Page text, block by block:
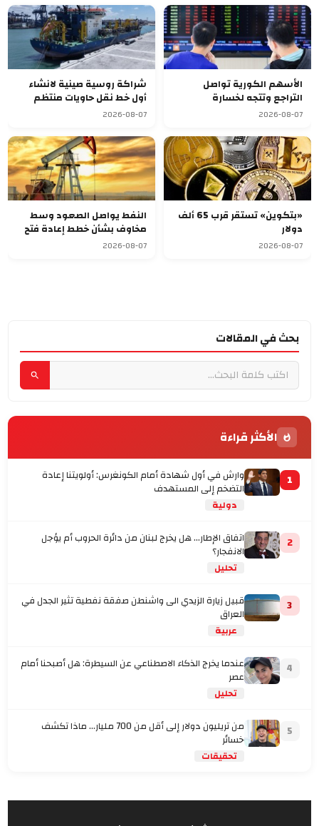
الأسهم الكورية تواصل
التراجع وتتجه لخسارة
أسبوعية سابعة
2026-08-07
شراكة روسية صينية لانشاء
أول خط نقل حاويات منتظم
يربط آسيا بأوروبا
2026-08-07
«بتكوين» تستقر قرب 65 ألف
دولار
2026-08-07
النفط يواصل الصعود وسط
مخاوف بشأن خطط إعادة فتح
مضيق هرمز
2026-08-07
بحث في المقالات
الأكثر قراءة
1 وارش في أول شهادة أمام الكونغرس: أولويتنا إعادة
التضخم إلى المستهدف
دولية
2 اتفاق الإطار... هل يخرج لبنان من دائرة الحروب أم يؤجل
الانفجار؟
تحليل
3 قبيل زيارة الزيدي الى واشنطن صفقة نفطية تثير الجدل في
العراق
عربية
4 عندما يخرج الذكاء الاصطناعي عن السيطرة: هل أصبحنا أمام
عصر
تحليل
5 من تريليون دولار إلى أقل من 700 مليار… ماذا تكشف
خسائر
تحقيقات